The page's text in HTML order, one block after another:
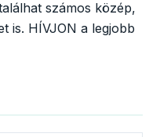
számos közép,
is. HÍVJON a legjobb